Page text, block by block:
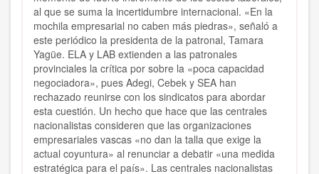
al que se suma la incertidumbre internacional. «En la
mochila empresarial no caben más piedras», señaló a
este periódico la presidenta de la patronal, Tamara
Yagüe. ELA y LAB extienden a las patronales
provinciales la crítica por sobre la «poca capacidad
negociadora», pues Adegi, Cebek y SEA han
rechazado reunirse con los sindicatos para abordar
esta cuestión. Un hecho que hace que las centrales
nacionalistas consideren que las organizaciones
empresariales vascas «no dan la talla que exige la
actual coyuntura» al renunciar a debatir «una medida
estratégica para el país». Las centrales nacionalistas